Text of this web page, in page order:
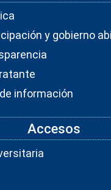
y gobierno
información
Accesos